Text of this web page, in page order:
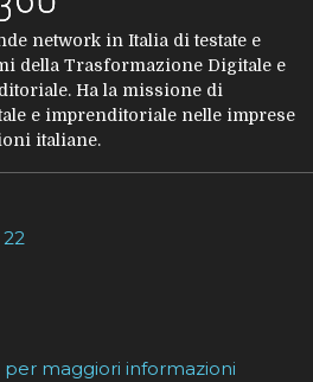
network in Italia di testate e
della Trasformazione Digitale e
Ha la missione di
e imprenditoriale nelle imprese
italiane.
maggiori informazioni